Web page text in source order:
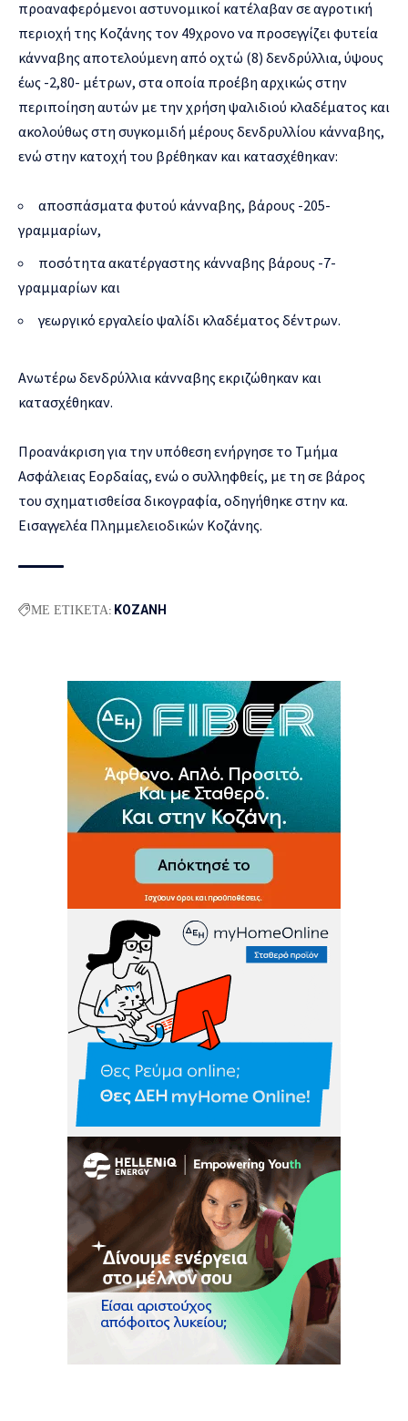
προαναφερόμενοι αστυνομικοί κατέλαβαν σε αγροτική
περιοχή της Κοζάνης τον 49χρονο να προσεγγίζει φυτεία
κάνναβης αποτελούμενη από οχτώ (8) δενδρύλλια, ύψους
έως -2,80- μέτρων, στα οποία προέβη αρχικώς στην
περιποίηση αυτών με την χρήση ψαλιδιού κλαδέματος και
ακολούθως στη συγκομιδή μέρους δενδρυλλίου κάνναβης,
ενώ στην κατοχή του βρέθηκαν και κατασχέθηκαν:
αποσπάσματα φυτού κάνναβης, βάρους -205-
γραμμαρίων,
ποσότητα ακατέργαστης κάνναβης βάρους -7-
γραμμαρίων και
γεωργικό εργαλείο ψαλίδι κλαδέματος δέντρων.
Ανωτέρω δενδρύλλια κάνναβης εκριζώθηκαν και
κατασχέθηκαν.
Προανάκριση για την υπόθεση ενήργησε το Τμήμα
Ασφάλειας Εορδαίας, ενώ ο συλληφθείς, με τη σε βάρος
του σχηματισθείσα δικογραφία, οδηγήθηκε στην κα.
Εισαγγελέα Πλημμελειοδικών Κοζάνης.
ΜΕ ΕΤΙΚΕΤΑ: ΚΟΖΑΝΗ